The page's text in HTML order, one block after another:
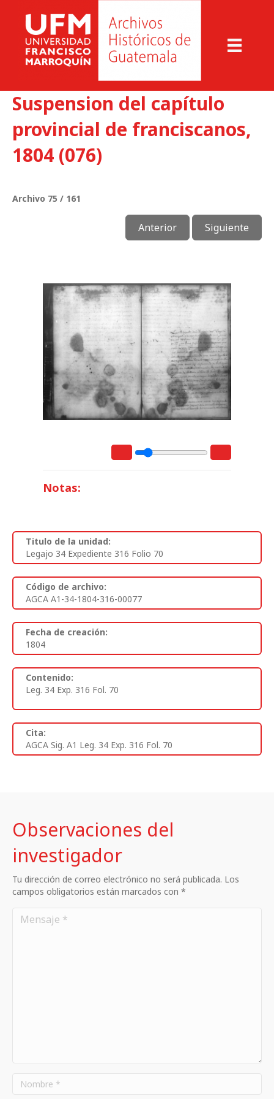
Suspension del capítulo
provincial de franciscanos,
1804 (076)
Archivo 75 / 161
Anterior Siguiente
Notas:
Titulo de la unidad:
Legajo 34 Expediente 316 Folio 70
Código de archivo:
AGCA A1-34-1804-316-00077
Fecha de creación:
1804
Contenido:
Leg. 34 Exp. 316 Fol. 70
Cita:
AGCA Sig. A1 Leg. 34 Exp. 316 Fol. 70
Observaciones del
investigador
Tu dirección de correo electrónico no será publicada. Los
campos obligatorios están marcados con *